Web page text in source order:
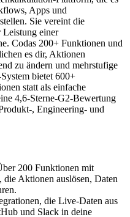
Apps und
Sie vereint die
einer
Codas 200+ Funktionen und
es dir, Aktionen
zu ändern und mehrstufige
bietet 600+
statt als einfache
4,6-Sterne-G2-Bewertung
, Engineering- und
200 Funktionen mit
Aktionen auslösen, Daten
die Live-Daten aus
und Slack in deine